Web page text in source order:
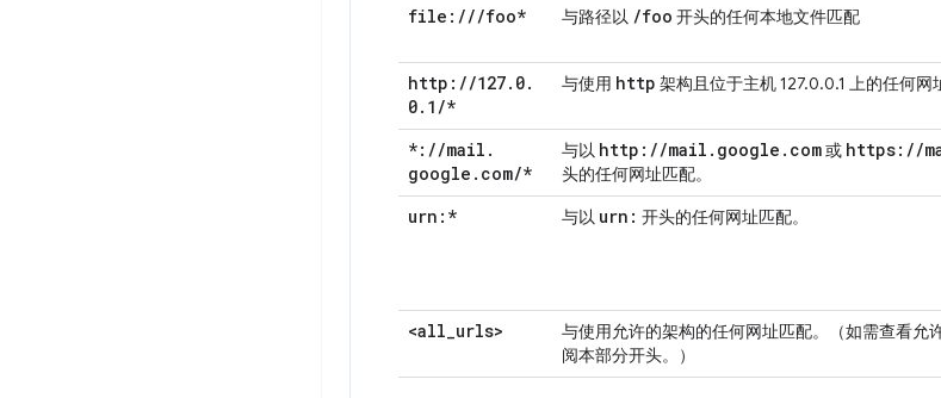
file: ///foo* 与路径以 /foo 开头的任何本地文件匹配
http: //127. 0.
0. 1 /*
与使用 http 架构且位于主机 127.0.0.1 上的任何网
*: //mail .
google . com/*
与以 http: //mail . google . com或 https: //
头的任何网址匹配。
urn:* 与以 urn: 开头的任何网址匹配。
<all_urls>
与使用允许的架构的任何网址匹配。（如需查看允
阅本部分开头。）